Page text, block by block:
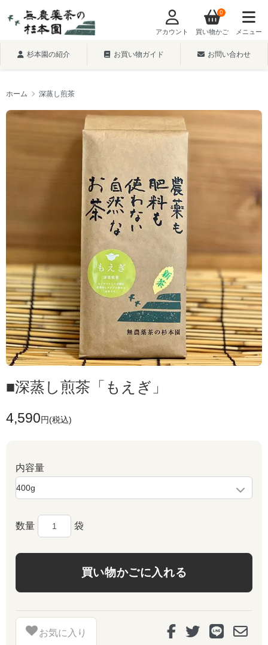
アカウント 買い物かご
0
メニュー
杉本園の紹介 お買い物ガイド お問い合わせ
ホーム 深蒸し煎茶
■深蒸し煎茶「もえぎ」
4,590円(税込)
内容量
数量 袋
お気に入り